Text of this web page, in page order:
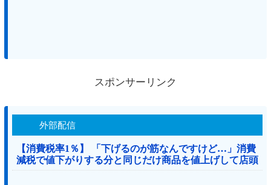
スポンサーリンク
外部配信
【消費税率1％】 「下げるのが筋なんですけど…」消費
減税で値下がりする分と同じだけ商品を値上げして店頭
価格を変えない店も